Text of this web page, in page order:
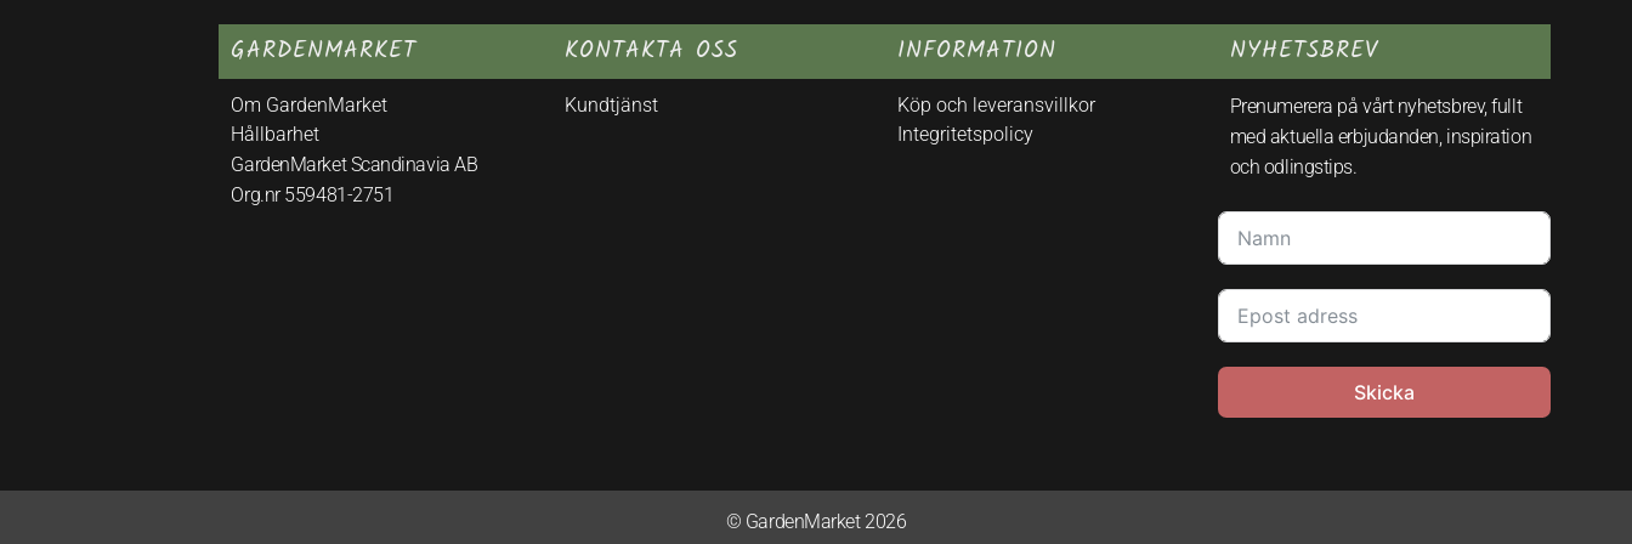
GARDENMARKET
Om GardenMarket
Hållbarhet
GardenMarket Scandinavia AB
Org.nr 559481-2751
KONTAKTA OSS
Kundtjänst
INFORMATION
Köp och leveransvillkor
Integritetspolicy
NYHETSBREV
Prenumerera på vårt nyhetsbrev, fullt
med aktuella erbjudanden, inspiration
och odlingstips.
Skicka
© GardenMarket 2026